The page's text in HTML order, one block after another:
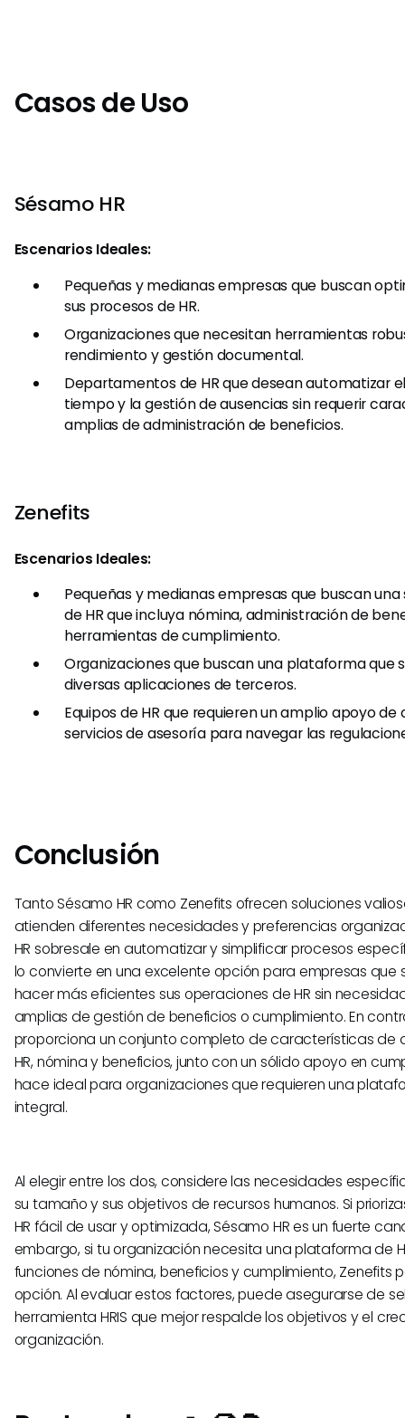
Casos de Uso
Sésamo HR
Escenarios Ideales:
Pequeñas y medianas empresas que buscan
sus procesos de HR.
Organizaciones que necesitan herramientas
rendimiento y gestión documental.
Departamentos de HR que desean automatizar
tiempo y la gestión de ausencias sin requerir
amplias de administración de beneficios.
Zenefits
Escenarios Ideales:
Pequeñas y medianas empresas que buscan
de HR que incluya nómina, administración de
herramientas de cumplimiento.
Organizaciones que buscan una plataforma que
diversas aplicaciones de terceros.
Equipos de HR que requieren un amplio apoyo
servicios de asesoría para navegar las
Conclusión
Tanto Sésamo HR como Zenefits ofrecen soluciones
atienden diferentes necesidades y preferencias
HR sobresale en automatizar y simplificar procesos
lo convierte en una excelente opción para empresas que
hacer más eficientes sus operaciones de HR sin
amplias de gestión de beneficios o cumplimiento. En
proporciona un conjunto completo de características de
HR, nómina y beneficios, junto con un sólido apoyo en
hace ideal para organizaciones que requieren una
integral.
Al elegir entre los dos, considere las necesidades
su tamaño y sus objetivos de recursos humanos. Si
HR fácil de usar y optimizada, Sésamo HR es un fuerte
embargo, si tu organización necesita una plataforma de
funciones de nómina, beneficios y cumplimiento, Zenefits
opción. Al evaluar estos factores, puede asegurarse de
herramienta HRIS que mejor respalde los objetivos y el
organización.